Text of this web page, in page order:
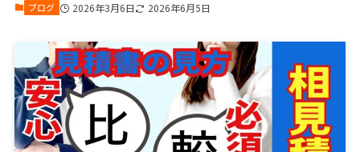
ブログ 2026年3月6日 2026年6月5日